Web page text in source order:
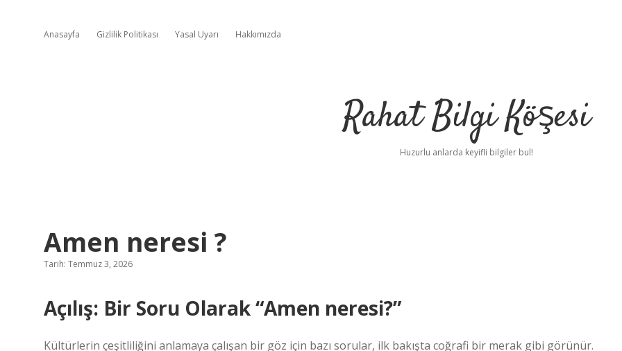
Anasayfa Gizlilik Politikası Yasal Uyarı Hakkımızda
Rahat Bilgi Köşesi
Huzurlu anlarda keyifli bilgiler bul!
Amen neresi ?
Tarih: Temmuz 3, 2026
Açılış: Bir Soru Olarak “Amen neresi?”
Kültürlerin çeşitliliğini anlamaya çalışan bir göz için bazı sorular, ilk bakışta coğrafi bir merak gibi görünür.